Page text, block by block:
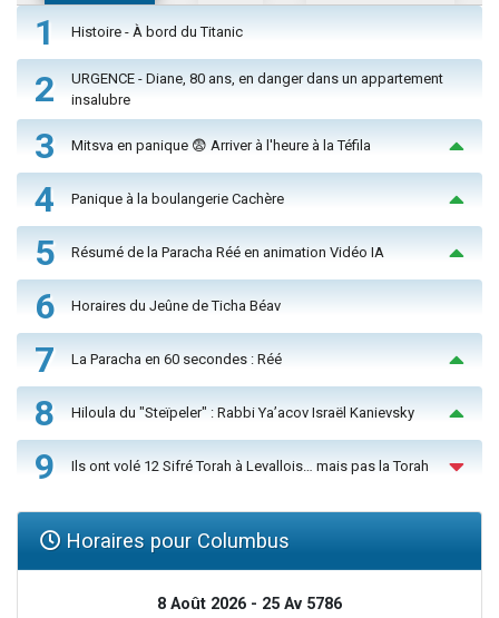
1 Histoire - À bord du Titanic
2
URGENCE - Diane, 80 ans, en danger dans un appartement
insalubre
3 Mitsva en panique 😨 Arriver à l'heure à la Téfila
4 Panique à la boulangerie Cachère
5 Résumé de la Paracha Réé en animation Vidéo IA
6 Horaires du Jeûne de Ticha Béav
7 La Paracha en 60 secondes : Réé
8 Hiloula du "Steïpeler" : Rabbi Ya’acov Israël Kanievsky
9 Ils ont volé 12 Sifré Torah à Levallois… mais pas la Torah
Horaires pour Columbus
8 Août 2026 - 25 Av 5786